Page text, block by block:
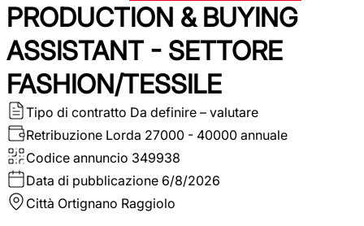
PRODUCTION & BUYING
ASSISTANT - SETTORE
FASHION/TESSILE
Tipo di contratto Da definire – valutare
Retribuzione Lorda 27000 - 40000 annuale
Codice annuncio 349938
Data di pubblicazione 6/8/2026
Città Ortignano Raggiolo